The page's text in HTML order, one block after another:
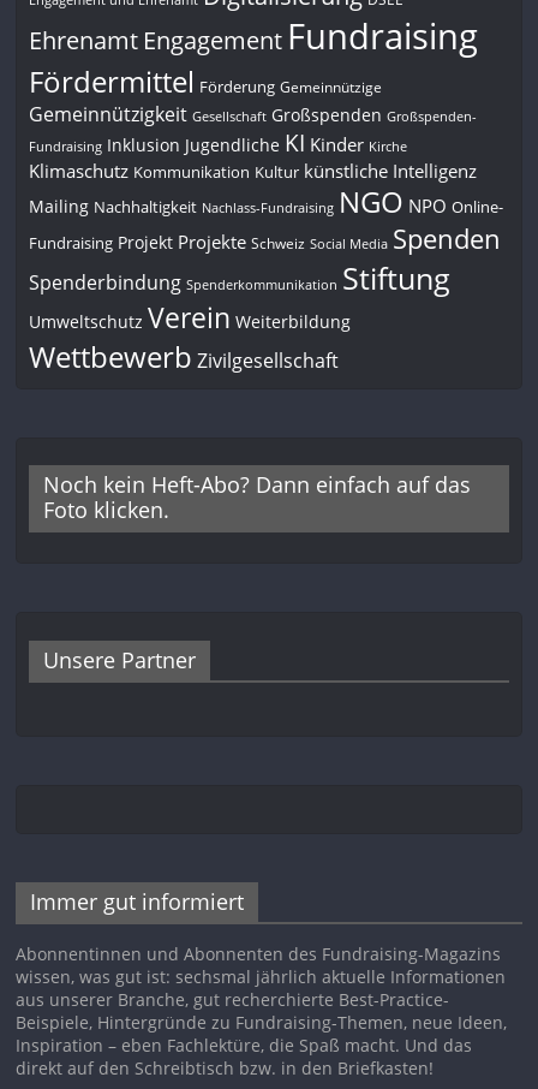
Ehrenamt Engagement Fundraising
Fördermittel Förderung Gemeinnützige
Gemeinnützigkeit Gesellschaft Großspenden Großspenden-
Fundraising Inklusion Jugendliche KI Kinder Kirche
Klimaschutz Kommunikation Kultur künstliche Intelligenz
Mailing Nachhaltigkeit Nachlass-Fundraising NGO NPO Online-
Fundraising Projekt Projekte Schweiz Social Media Spenden
Spenderbindung Spenderkommunikation Stiftung
Umweltschutz Verein Weiterbildung
Wettbewerb Zivilgesellschaft
Noch kein Heft-Abo? Dann einfach auf das
Foto klicken.
Unsere Partner
Immer gut informiert
Abonnentinnen und Abonnenten des Fundraising-Magazins
wissen, was gut ist: sechsmal jährlich aktuelle Informationen
aus unserer Branche, gut recherchierte Best-Practice-
Beispiele, Hintergründe zu Fundraising-Themen, neue Ideen,
Inspiration – eben Fachlektüre, die Spaß macht. Und das
direkt auf den Schreibtisch bzw. in den Briefkasten!